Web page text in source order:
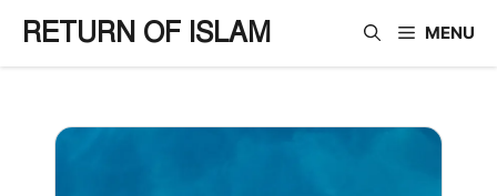
content
RETURN OF ISLAM MENU